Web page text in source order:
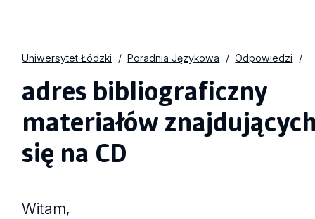
Uniwersytet Łódzki Poradnia Językowa Odpowiedzi
adres bibliograficzny
materiałów
się na CD
Witam,